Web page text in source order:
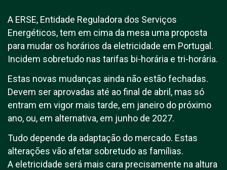
A ERSE, Entidade Reguladora dos Serviços
Energéticos, tem em cima da mesa uma proposta
para mudar os horários da eletricidade em Portugal.
Incidem sobretudo nas tarifas bi-horária e tri-horária.
Estas novas mudanças ainda não estão fechadas.
Devem ser aprovadas até ao final de abril, mas só
entram em vigor mais tarde, em janeiro do próximo
ano, ou, em alternativa, em junho de 2027.
Tudo depende da adaptação do mercado. Estas
alterações vão afetar sobretudo as famílias.
A eletricidade será mais cara precisamente na altura